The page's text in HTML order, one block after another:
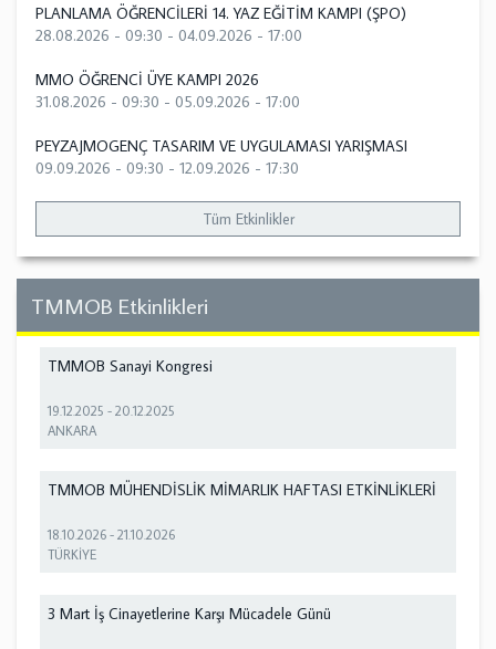
PLANLAMA ÖĞRENCİLERİ 14. YAZ EĞİTİM KAMPI (ŞPO)
28.08.2026 - 09:30 - 04.09.2026 - 17:00
MMO ÖĞRENCİ ÜYE KAMPI 2026
31.08.2026 - 09:30 - 05.09.2026 - 17:00
PEYZAJMOGENÇ TASARIM VE UYGULAMASI YARIŞMASI
09.09.2026 - 09:30 - 12.09.2026 - 17:30
Tüm Etkinlikler
TMMOB Etkinlikleri
TMMOB Sanayi Kongresi
19.12.2025 -20.12.2025
ANKARA
TMMOB MÜHENDİSLİK MİMARLIK HAFTASI ETKİNLİKLERİ
18.10.2026 -21.10.2026
TÜRKİYE
3 Mart İş Cinayetlerine Karşı Mücadele Günü